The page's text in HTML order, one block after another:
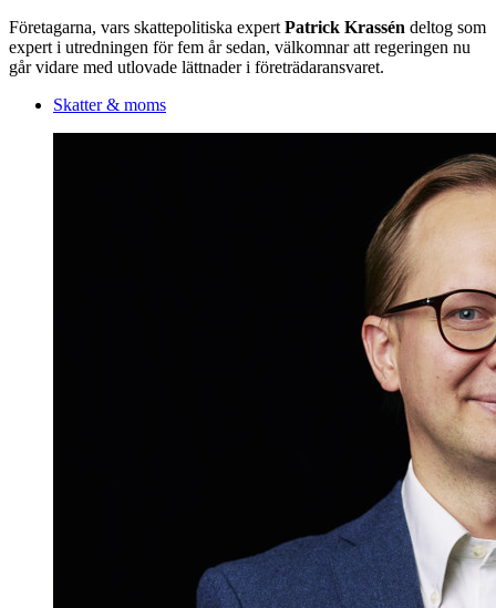
Företagarna, vars skattepolitiska expert Patrick Krassén deltog som
expert i utredningen för fem år sedan, välkomnar att regeringen nu
går vidare med utlovade lättnader i företrädaransvaret.
Skatter & moms